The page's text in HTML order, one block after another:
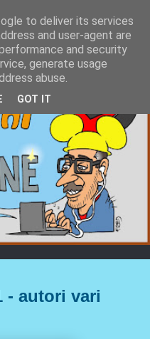
- autori vari
to deliver its services
and user-agent are
and security
generate usage
abuse.
GOT IT